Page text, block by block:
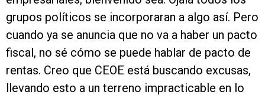
grupos políticos se incorporaran a algo así. Pero
cuando ya se anuncia que no va a haber un pacto
fiscal, no sé cómo se puede hablar de pacto de
rentas. Creo que CEOE está buscando excusas,
llevando esto a un terreno impracticable en lo